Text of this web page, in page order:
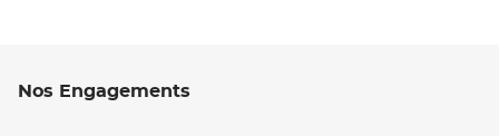
Nos Engagements